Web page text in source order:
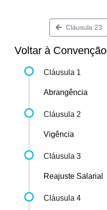
Cláusula 23
Voltar à Convenção
Cláusula 1
Abrangência
Cláusula 2
Vigência
Cláusula 3
Reajuste Salarial
Cláusula 4